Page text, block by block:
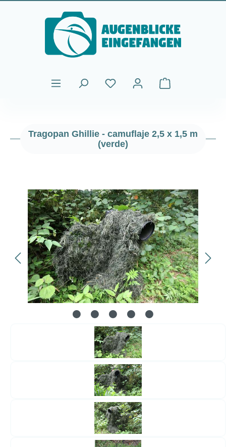
Saltar al contenido principal
El carrito de
Tragopan Ghillie - camuflaje 2,5 x 1,5 m
(verde)